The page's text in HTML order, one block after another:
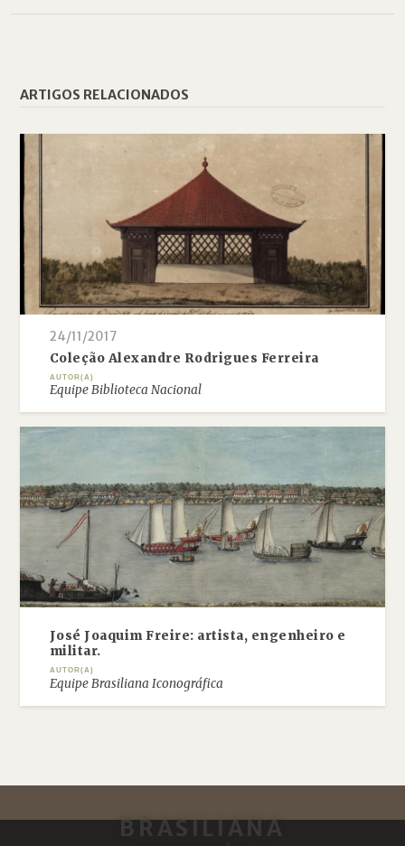
ARTIGOS RELACIONADOS
24/11/2017
Coleção Alexandre Rodrigues Ferreira
AUTOR(A)
Equipe Biblioteca Nacional
José Joaquim Freire: artista, engenheiro e
militar.
AUTOR(A)
Equipe Brasiliana Iconográfica
BRASILIANA